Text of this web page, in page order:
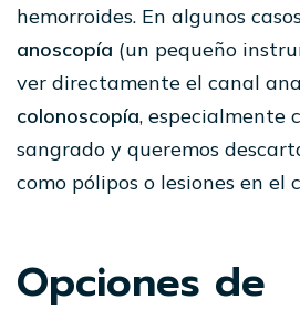
hemorroides. En algunos
anoscopía (un pequeño
ver directamente el canal
colonoscopía, especialmente
sangrado y queremos
como pólipos o lesiones en el
Opciones de